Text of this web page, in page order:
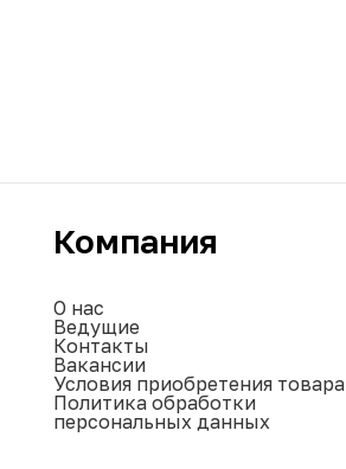
Компания
О нас
Ведущие
Контакты
Вакансии
Условия приобретения товара
Политика обработки
персональных данных